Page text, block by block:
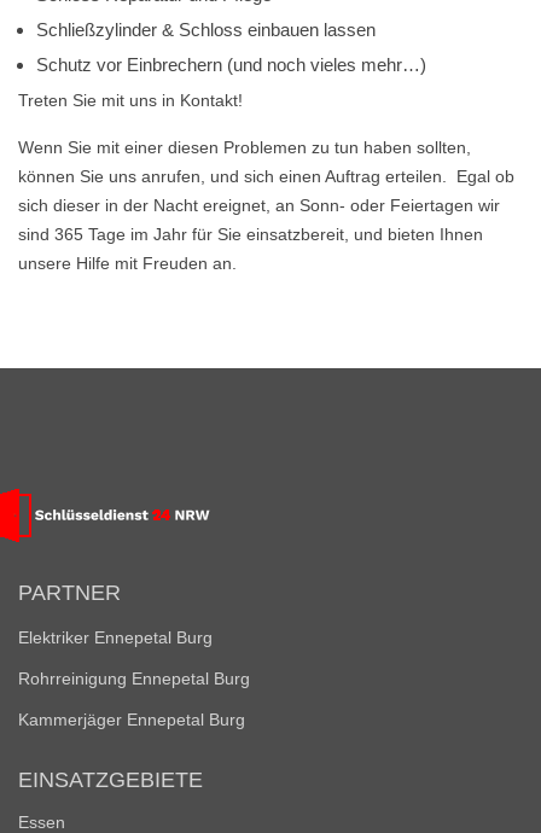
Schließzylinder & Schloss einbauen lassen
Schutz vor Einbrechern (und noch vieles mehr…)
Treten Sie mit uns in Kontakt!
Wenn Sie mit einer diesen Problemen zu tun haben sollten,
können Sie uns anrufen, und sich einen Auftrag erteilen. Egal ob
sich dieser in der Nacht ereignet, an Sonn- oder Feiertagen wir
sind 365 Tage im Jahr für Sie einsatzbereit, und bieten Ihnen
unsere Hilfe mit Freuden an.
PARTNER
Elektriker Ennepetal Burg
Rohrreinigung Ennepetal Burg
Kammerjäger Ennepetal Burg
EINSATZGEBIETE
Essen